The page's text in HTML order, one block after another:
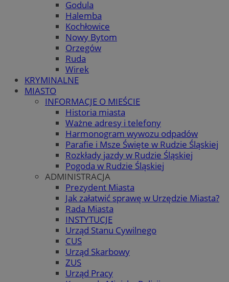
Godula
Halemba
Kochłowice
Nowy Bytom
Orzegów
Ruda
Wirek
KRYMINALNE
MIASTO
INFORMACJE O MIEŚCIE
Historia miasta
Ważne adresy i telefony
Harmonogram wywozu odpadów
Parafie i Msze Święte w Rudzie Śląskiej
Rozkłady jazdy w Rudzie Śląskiej
Pogoda w Rudzie Śląskiej
ADMINISTRACJA
Prezydent Miasta
Jak załatwić sprawę w Urzędzie Miasta?
Rada Miasta
INSTYTUCJE
Urząd Stanu Cywilnego
CUS
Urząd Skarbowy
ZUS
Urząd Pracy